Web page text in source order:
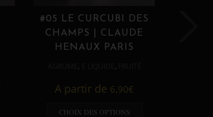
#05 LE CURCUBI DES
CHAMPS | CLAUDE
HENAUX PARIS
, ,
A partir de 6,90€
CHOIX DES OPTIONS